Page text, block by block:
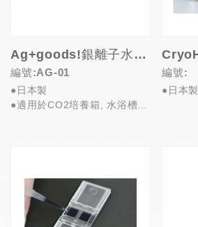
Ag+goods!銀離子水質穩定器
編號:AG-01
●日本製
●適用於CO2培養箱, 水浴槽以
編號:
●日本製